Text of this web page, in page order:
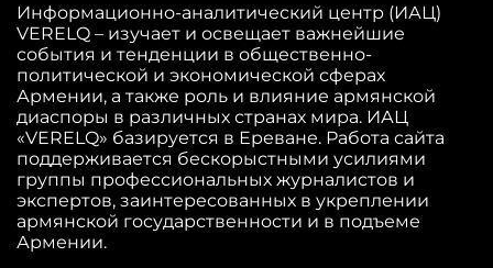
Информационно-аналитический центр (ИАЦ)
VERELQ – изучает и освещает важнейшие
события и тенденции в общественно-
политической и экономической сферах
Армении, а также роль и влияние армянской
диаспоры в различных странах мира. ИАЦ
«VERELQ» базируется в Ереване. Работа сайта
поддерживается бескорыстными усилиями
группы профессиональных журналистов и
экспертов, заинтересованных в укреплении
армянской государственности и в подъеме
Армении.